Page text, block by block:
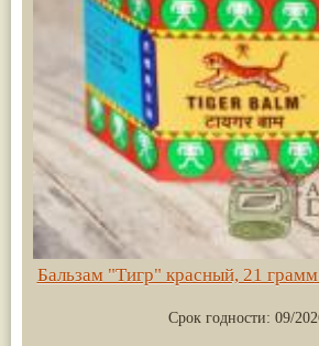
Бальзам "Тигр" красный, 21
Срок годности: 09/